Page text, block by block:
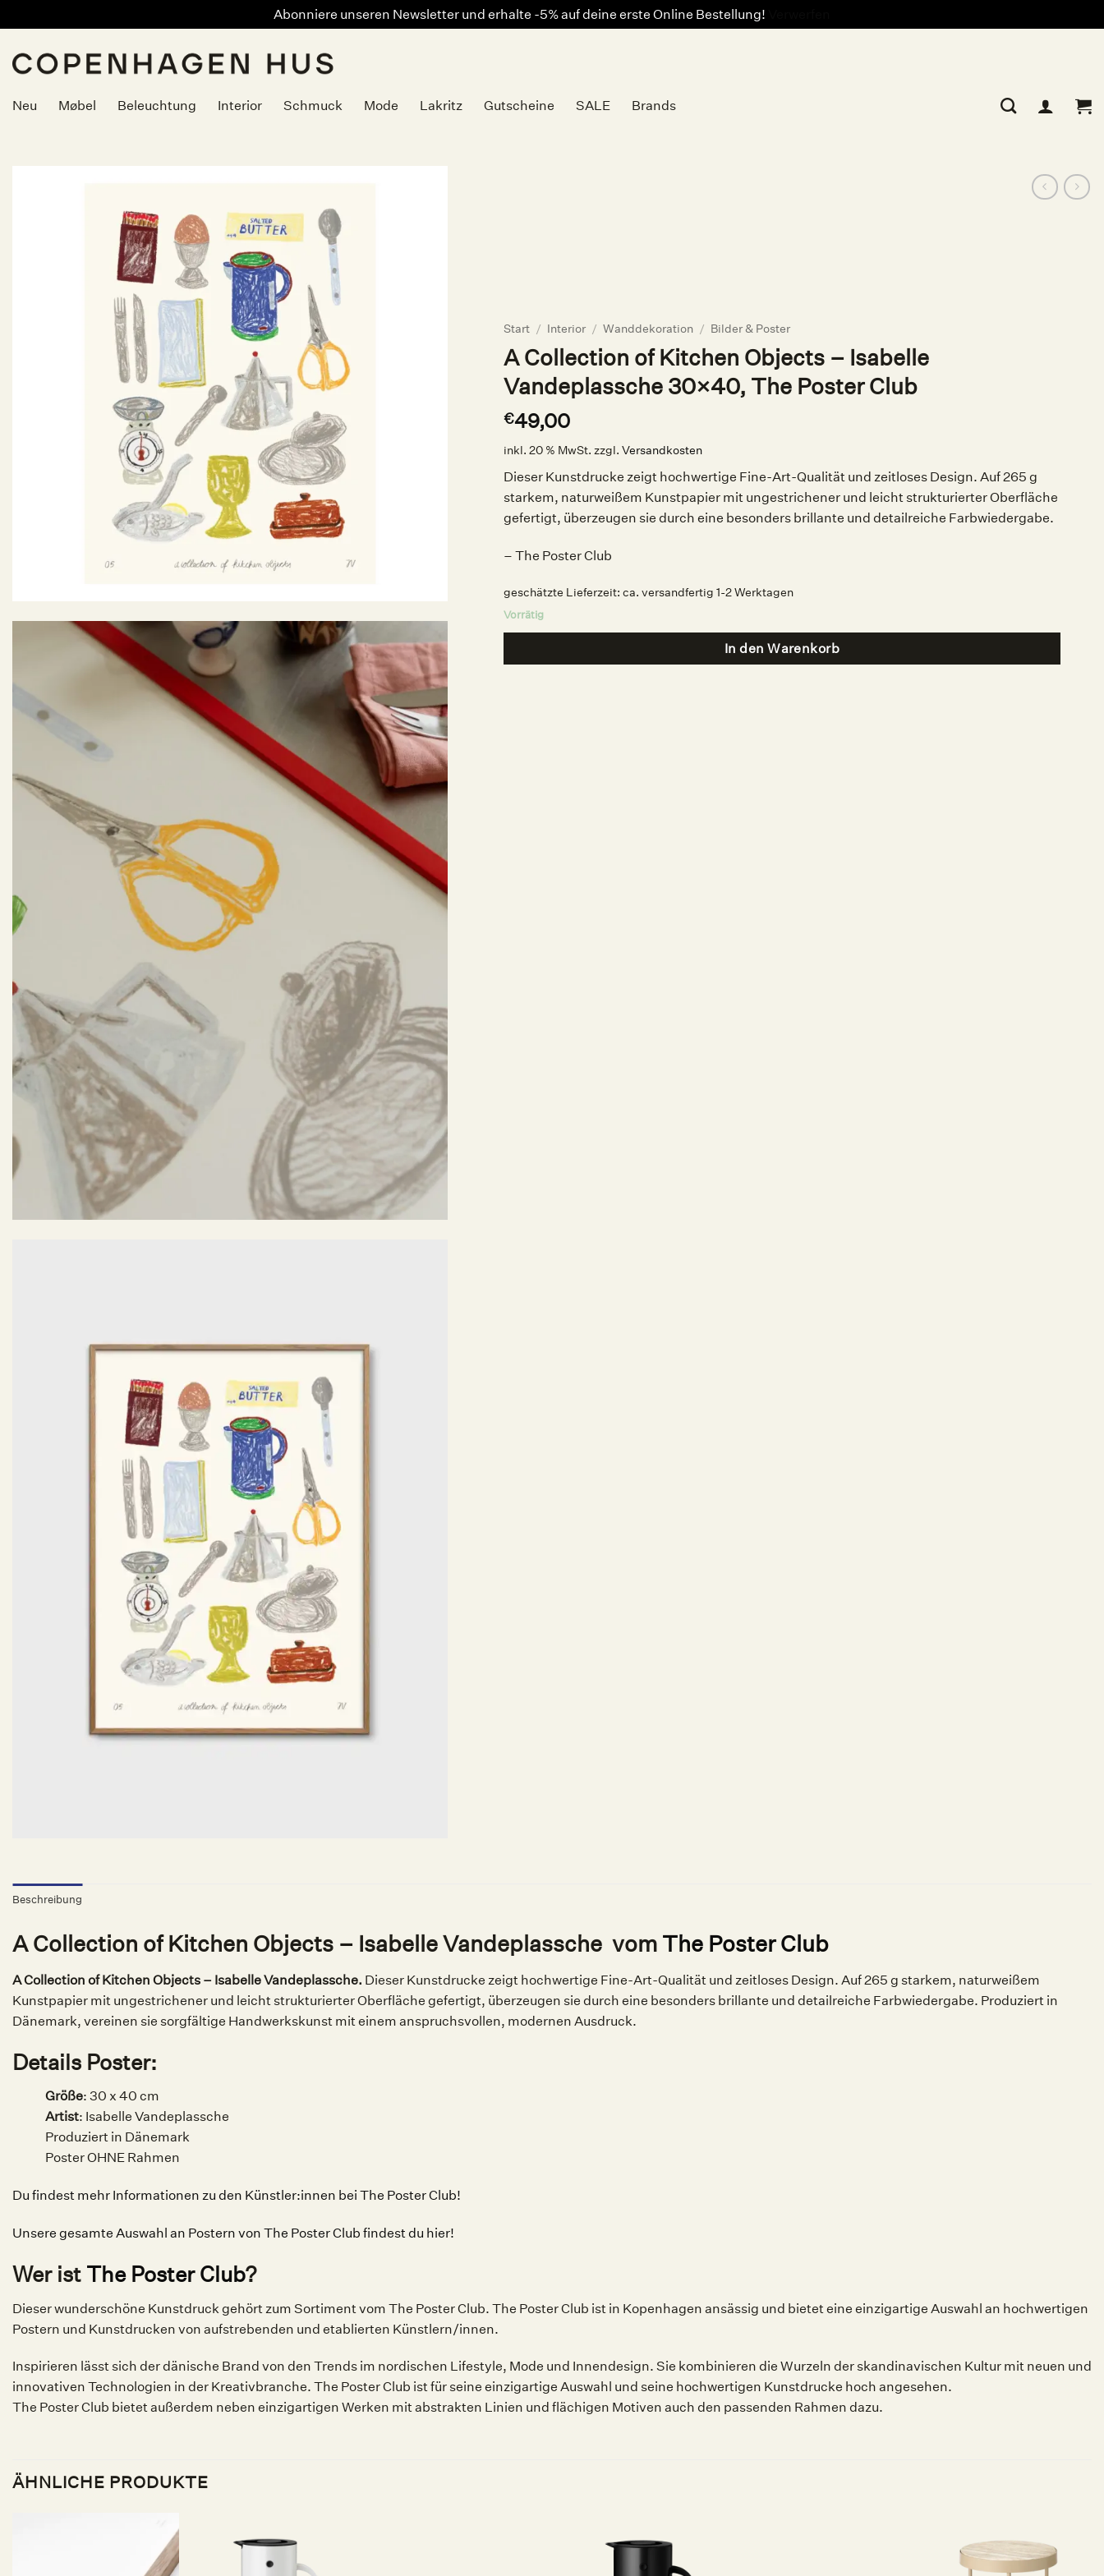
Abonniere unseren Newsletter und erhalte -5% auf deine erste Online Bestellung!
Inhalt
springen
Neu
Møbel Beleuchtung Interior Schmuck Mode Lakritz Gutscheine SALE Brands
Start / Interior / Wanddekoration / Bilder & Poster
A Collection of Kitchen Objects – Isabelle
Vandeplassche 30×40, The Poster Club
€49,00
inkl. 20 % MwSt. zzgl. Versandkosten
Dieser Kunstdrucke zeigt hochwertige Fine-Art-Qualität und zeitloses Design. Auf 265 g
starkem, naturweißem Kunstpapier mit ungestrichener und leicht strukturierter Oberfläche
gefertigt, überzeugen sie durch eine besonders brillante und detailreiche Farbwiedergabe.
– The Poster Club
geschätzte Lieferzeit: ca. versandfertig 1-2 Werktagen
Vorrätig
In den Warenkorb
Beschreibung
A Collection of Kitchen Objects – Isabelle Vandeplassche vom The Poster Club
A Collection of Kitchen Objects – Isabelle Vandeplassche. Dieser Kunstdrucke zeigt hochwertige Fine-Art-Qualität und zeitloses Design. Auf 265 g starkem, naturweißem
Kunstpapier mit ungestrichener und leicht strukturierter Oberfläche gefertigt, überzeugen sie durch eine besonders brillante und detailreiche Farbwiedergabe. Produziert in
Dänemark, vereinen sie sorgfältige Handwerkskunst mit einem anspruchsvollen, modernen Ausdruck.
Details Poster:
Größe: 30 x 40 cm
Artist: Isabelle Vandeplassche
Produziert in Dänemark
Poster OHNE Rahmen
Du findest mehr Informationen zu den Künstler:innen bei The Poster Club!
Unsere gesamte Auswahl an Postern von The Poster Club findest du hier!
Wer ist The Poster Club?
Dieser wunderschöne Kunstdruck gehört zum Sortiment vom The Poster Club. The Poster Club ist in Kopenhagen ansässig und bietet eine einzigartige Auswahl an hochwertigen
Postern und Kunstdrucken von aufstrebenden und etablierten Künstlern/innen.
Inspirieren lässt sich der dänische Brand von den Trends im nordischen Lifestyle, Mode und Innendesign. Sie kombinieren die Wurzeln der skandinavischen Kultur mit neuen und
innovativen Technologien in der Kreativbranche. The Poster Club ist für seine einzigartige Auswahl und seine hochwertigen Kunstdrucke hoch angesehen.
The Poster Club bietet außerdem neben einzigartigen Werken mit abstrakten Linien und flächigen Motiven auch den passenden Rahmen dazu.
ÄHNLICHE PRODUKTE
Auf die
Wunschliste
Wunschliste
Wunschliste
Auf die
Wunschliste